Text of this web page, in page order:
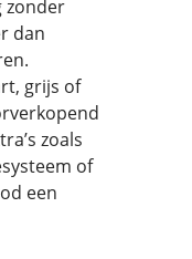
zonder
dan
grijs of
zoals
of
een